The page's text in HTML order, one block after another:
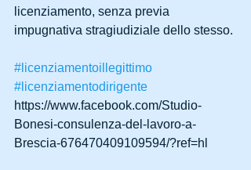
licenziamento, senza previa
impugnativa stragiudiziale dello stesso.
#licenziamentoillegittimo
#licenziamentodirigente
https://www.facebook.com/Studio-
Bonesi-consulenza-del-lavoro-a-
Brescia-676470409109594/?ref=hl